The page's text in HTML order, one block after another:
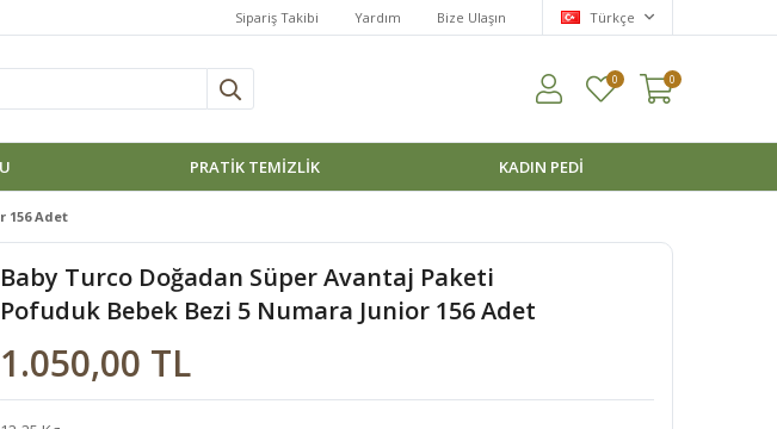
Sipariş Takibi Yardım Bize Ulaşın Türkçe
0 0
PRATİK TEMİZLİK KADIN PEDI
156 Adet
Baby Turco Doğadan Süper Avantaj Paketi
Pofuduk Bebek Bezi 5 Numara Junior 156 Adet
1.050,00 TL